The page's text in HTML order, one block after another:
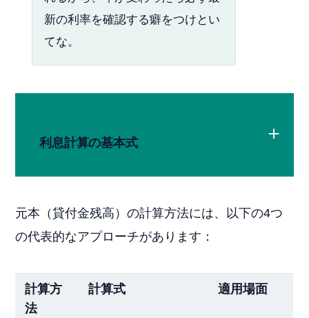
新の利率を確認する癖をつけとい
てな。
利息計算の基本式
元本（貸付金残高）の計算方法には、以下の4つ
の代表的なアプローチがあります：
計算方
法
計算式 適用場面